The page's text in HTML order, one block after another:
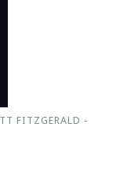
FITZGERALD -